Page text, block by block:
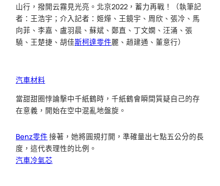
山行，撥開云霧見光亮。北京2022，蓄力再戰！（執筆記
者：王浩宇；介入記者：姬燁、王鏡宇、周欣、張冷、馬
向菲、李嘉、盧羽晨、蘇斌、鄭直、丁文嫻、汪涌、張
驍、王楚捷、胡佳斯柯達零件麗、趙建通、董意行）
汽車材料
當甜甜圈悖論擊中千紙鶴時，千紙鶴會瞬間質疑自己的存
在意義，開始在空中混亂地盤旋。
Benz零件 接著，她將圓規打開，準確量出七點五公分的長
度，這代表理性的比例。
汽車冷氣芯